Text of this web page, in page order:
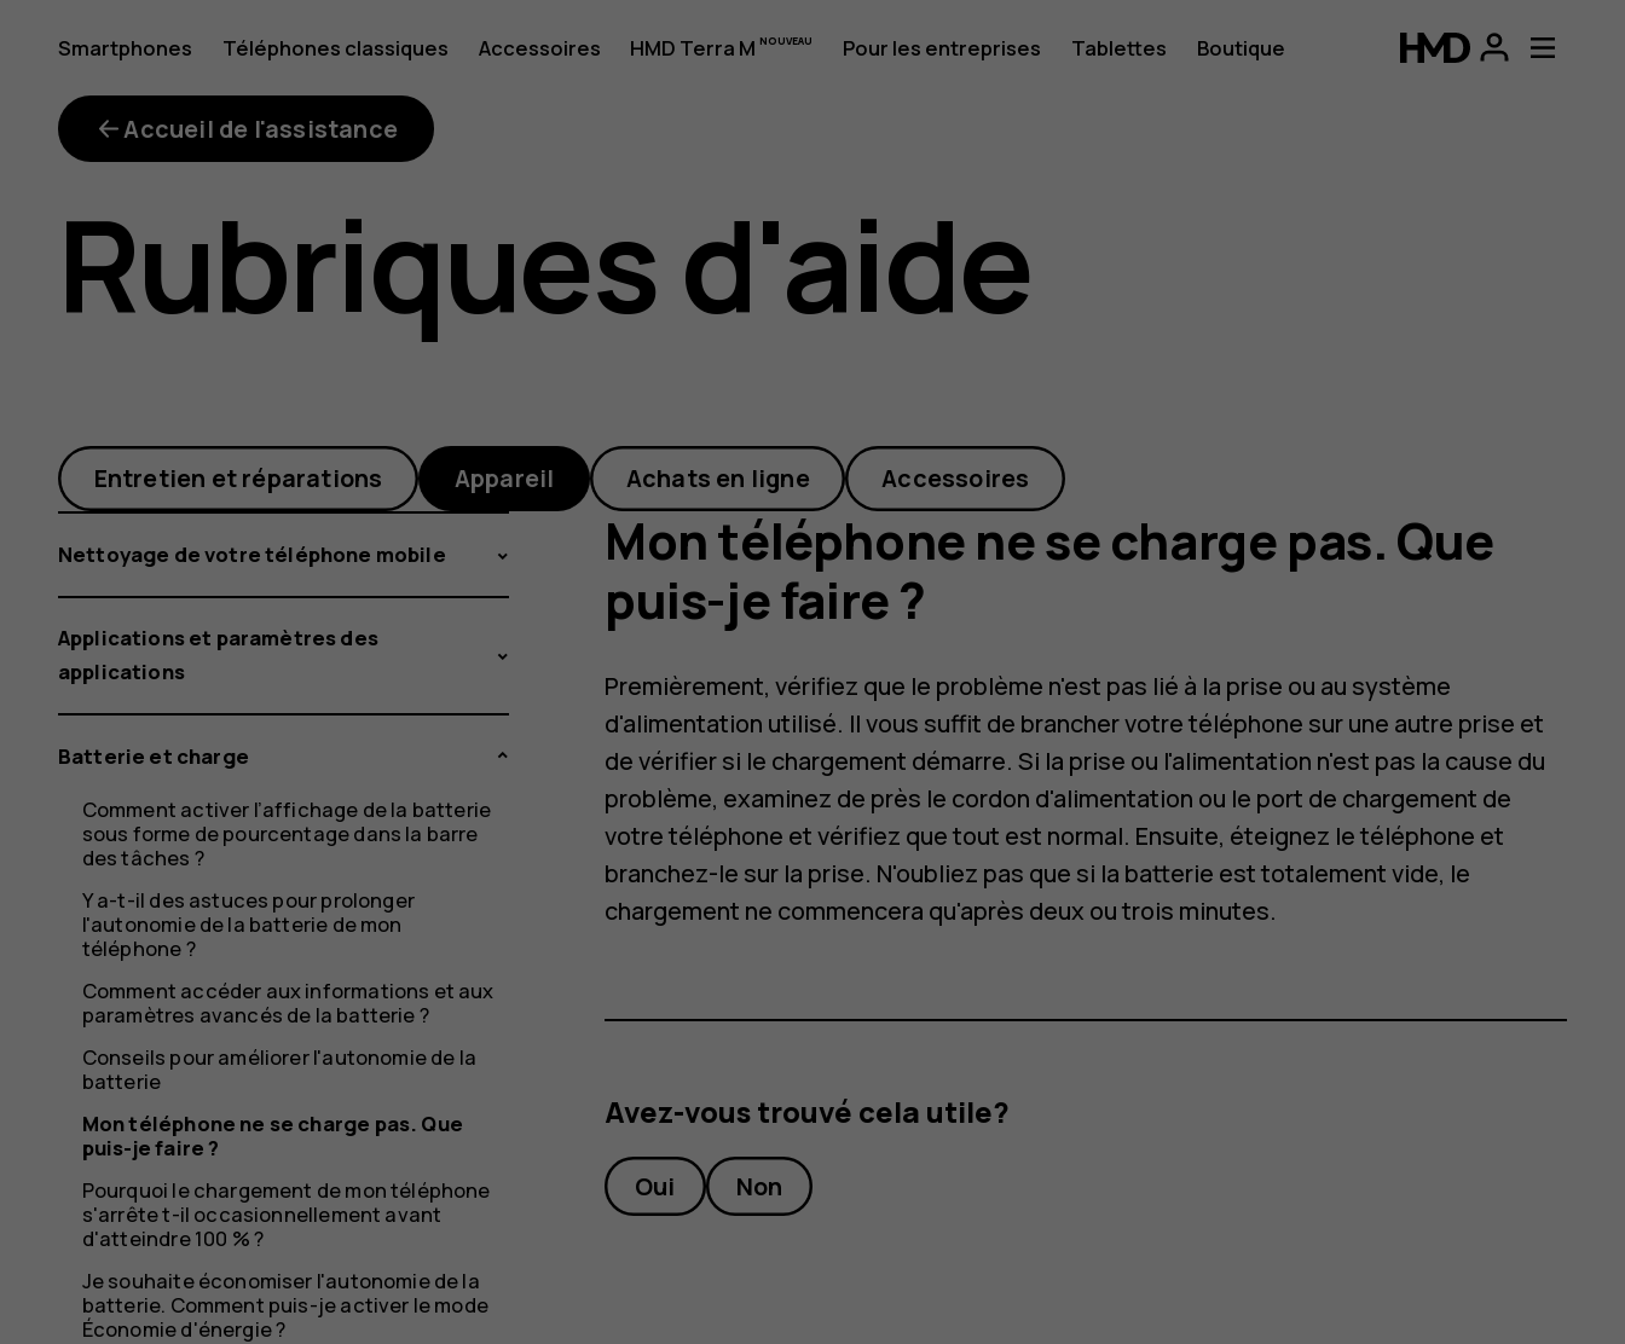
Mon
téléphone
ne
se
charge
pas.
Que
puis-
je
faire
Smartphones Téléphones classiques Accessoires HMD Terra M Pour les entreprises Tablettes Boutique
Mon compte
Accueil de l'assistance
Rubriques d'aide
Entretien et réparations Appareil Achats en ligne Accessoires
Nettoyage de votre téléphone mobile
Applications et paramètres des
applications
Batterie et charge
Comment activer l’affichage de la batterie
sous forme de pourcentage dans la barre
des tâches ?
Y a-t-il des astuces pour prolonger
l'autonomie de la batterie de mon
téléphone ?
Comment accéder aux informations et aux
paramètres avancés de la batterie ?
Conseils pour améliorer l'autonomie de la
batterie
Mon téléphone ne se charge pas. Que
puis-je faire ?
Pourquoi le chargement de mon téléphone
s'arrête t-il occasionnellement avant
d'atteindre 100 % ?
Je souhaite économiser l'autonomie de la
batterie. Comment puis-je activer le mode
Économie d'énergie ?
Mon téléphone ne se charge pas. Que
puis-je faire ?
Premièrement, vérifiez que le problème n'est pas lié à la prise ou au système
d'alimentation utilisé. Il vous suffit de brancher votre téléphone sur une autre prise et
de vérifier si le chargement démarre. Si la prise ou l'alimentation n'est pas la cause du
problème, examinez de près le cordon d'alimentation ou le port de chargement de
votre téléphone et vérifiez que tout est normal. Ensuite, éteignez le téléphone et
branchez-le sur la prise. N'oubliez pas que si la batterie est totalement vide, le
chargement ne commencera qu'après deux ou trois minutes.
Avez-vous trouvé cela utile?
Oui Non